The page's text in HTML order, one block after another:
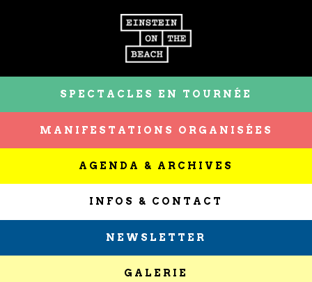
SPECTACLES EN TOURNÉE
MANIFESTATIONS ORGANISÉES
AGENDA & ARCHIVES
INFOS & CONTACT
NEWSLETTER
GALERIE